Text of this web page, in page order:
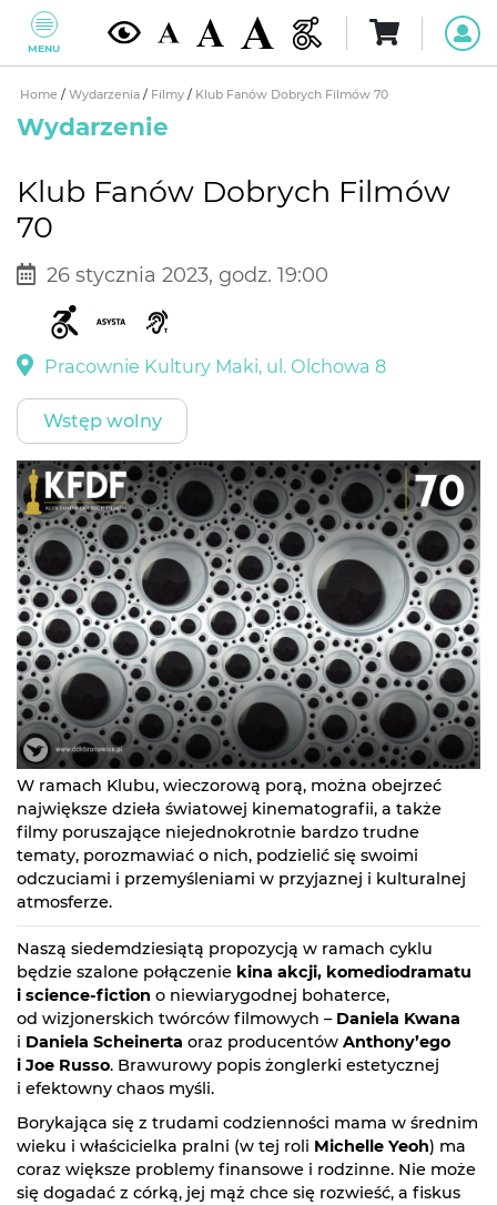
MENU
Home / Wydarzenia / Filmy / Klub Fanów Dobrych Filmów 70
Wydarzenie
Klub Fanów Dobrych Filmów
70
26 stycznia 2023, godz. 19:00
Pracownie Kultury Maki, ul. Olchowa 8
Wstęp wolny
W ramach Klubu, wieczorową porą, można obejrzeć
największe dzieła światowej kinematografii, a także
filmy poruszające niejednokrotnie bardzo trudne
tematy, porozmawiać o nich, podzielić się swoimi
odczuciami i przemyśleniami w przyjaznej i kulturalnej
atmosferze.
Naszą siedemdziesiątą propozycją w ramach cyklu
będzie szalone połączenie kina akcji, komediodramatu
i science-fiction o niewiarygodnej bohaterce,
od wizjonerskich twórców filmowych – Daniela Kwana
i Daniela Scheinerta oraz producentów Anthony’ego
i Joe Russo. Brawurowy popis żonglerki estetycznej
i efektowny chaos myśli.
Borykająca się z trudami codzienności mama w średnim
wieku i właścicielka pralni (w tej roli Michelle Yeoh) ma
coraz większe problemy finansowe i rodzinne. Nie może
się dogadać z córką, jej mąż chce się rozwieść, a fiskus